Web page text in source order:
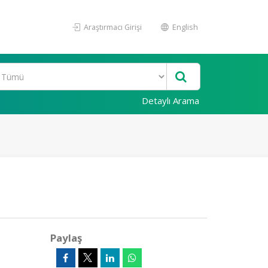
Araştırmacı Girişi English
Detaylı Arama
Paylaş